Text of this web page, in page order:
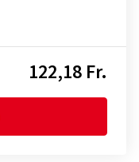
122,18 Fr.